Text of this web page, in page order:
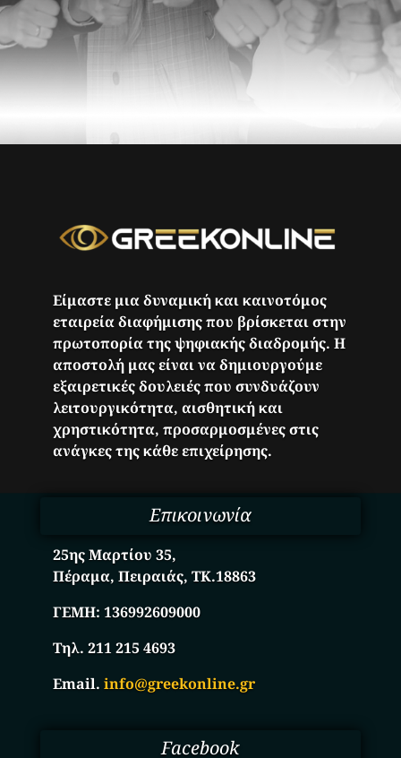
Είμαστε μια δυναμική και καινοτόμος
εταιρεία διαφήμισης που βρίσκεται στην
πρωτοπορία της ψηφιακής διαδρομής. Η
αποστολή μας είναι να δημιουργούμε
εξαιρετικές δουλειές που συνδυάζουν
λειτουργικότητα, αισθητική και
χρηστικότητα, προσαρμοσμένες στις
ανάγκες της κάθε επιχείρησης.
Επικοινωνία
25ης Μαρτίου 35,
Πέραμα, Πειραιάς, ΤΚ.18863
ΓΕΜΗ:136992609000
Τηλ. 211 215 4693
Email.info@greekonline.gr
Facebook